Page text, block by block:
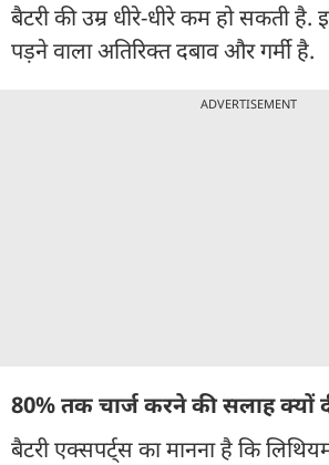
बैटरी की उम्र धीरे-धीरे कम हो सकती
पड़ने वाला अतिरिक्त दबाव और गर्मी है.
ADVERTISEMENT
80% तक चार्ज करने की सलाह क्यों
बैटरी एक्सपर्ट्स का मानना है कि